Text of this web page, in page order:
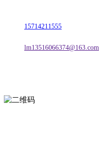
15714211555
lm13516066374@163.com